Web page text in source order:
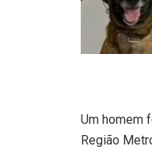
Um homem
Região